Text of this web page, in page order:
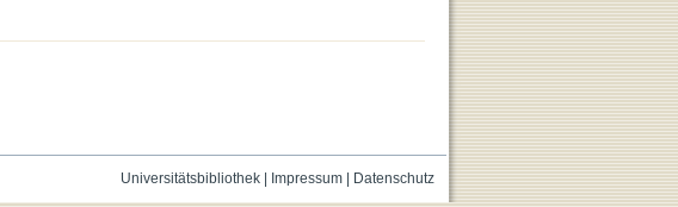
Universitätsbibliothek| Impressum| Datenschutz